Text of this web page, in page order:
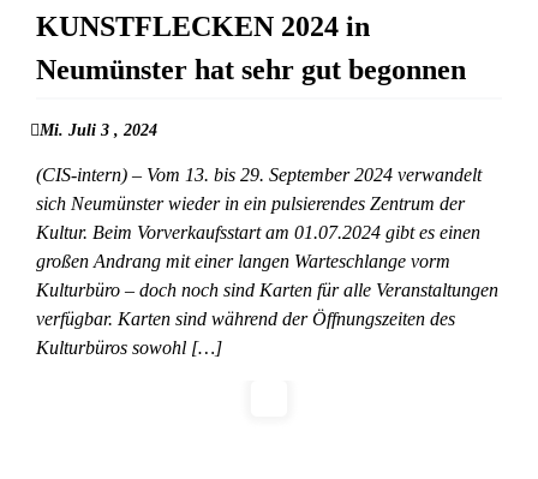
KUNSTFLECKEN 2024 in
Neumünster hat sehr gut begonnen
Mi. Juli 3 , 2024
(CIS-intern) – Vom 13. bis 29. September 2024 verwandelt
sich Neumünster wieder in ein pulsierendes Zentrum der
Kultur. Beim Vorverkaufsstart am 01.07.2024 gibt es einen
großen Andrang mit einer langen Warteschlange vorm
Kulturbüro – doch noch sind Karten für alle Veranstaltungen
verfügbar. Karten sind während der Öffnungszeiten des
Kulturbüros sowohl […]